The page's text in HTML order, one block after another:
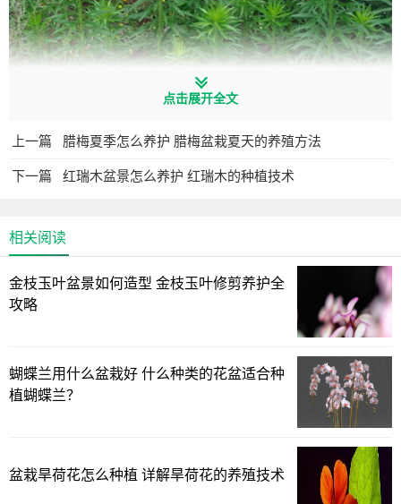
小飞蓬是杂草里的代表植物，它的生长速度极快，根系非
以长到1米多高，光线和营养都被它抢夺殆尽，因此看到它建
第五，狗尾巴草
点击展开全文
上一篇 腊梅夏季怎么养护 腊梅盆栽夏天的养殖方法
下一篇 红瑞木盆景怎么养护 红瑞木的种植技术
相关阅读
金枝玉叶盆景如何造型 金枝玉叶修剪养护全
攻略
蝴蝶兰用什么盆栽好 什么种类的花盆适合种
植蝴蝶兰？
盆栽旱荷花怎么种植 详解旱荷花的养殖技术